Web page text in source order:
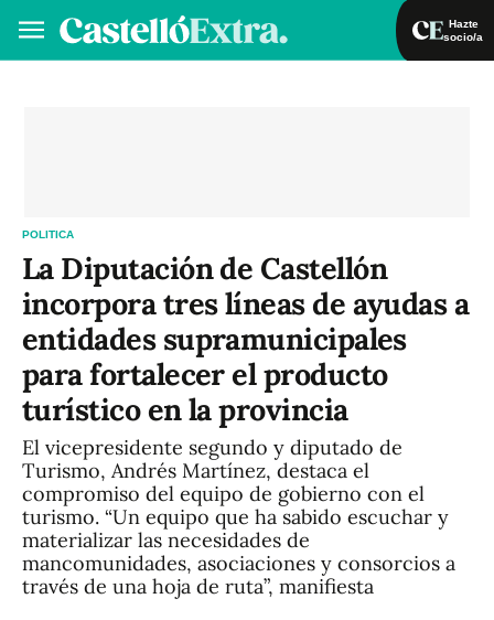
Hazte
socio/a
POLITICA
La Diputación de Castellón
incorpora tres líneas de ayudas a
entidades supramunicipales
para fortalecer el producto
turístico en la provincia
El vicepresidente segundo y diputado de
Turismo, Andrés Martínez, destaca el
compromiso del equipo de gobierno con el
turismo. “Un equipo que ha sabido escuchar y
materializar las necesidades de
mancomunidades, asociaciones y consorcios a
través de una hoja de ruta”, manifiesta